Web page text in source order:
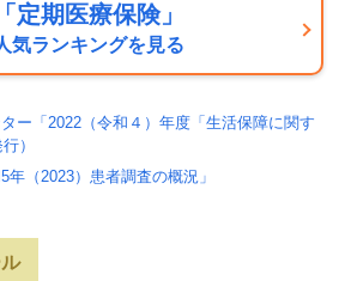
「定期医療保険」
気ランキングを見る
ー「2022（令和４）年度「生活保障に関す
）
年（2023）患者調査の概況」